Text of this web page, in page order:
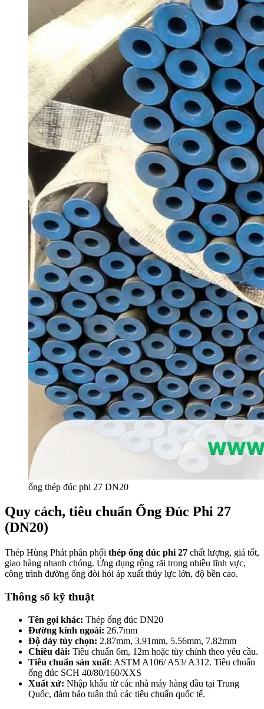
ống thép đúc phi 27 DN20
Quy cách, tiêu chuẩn Ống Đúc Phi 27
(DN20)
Thép Hùng Phát phân phối thép ống đúc phi 27 chất lượng, giá tốt,
giao hàng nhanh chóng. Ứng dụng rộng rãi trong nhiều lĩnh vực,
công trình đường ống đòi hỏi áp xuất thủy lực lớn, độ bền cao.
Thông số kỹ thuật
Tên gọi khác: Thép ống đúc DN20
Đường kính ngoài: 26.7mm
Độ dày tùy chọn: 2.87mm, 3.91mm, 5.56mm, 7.82mm
Chiều dài: Tiêu chuẩn 6m, 12m hoặc tùy chỉnh theo yêu cầu.
Tiêu chuẩn sản xuất: ASTM A106/ A53/ A312. Tiêu chuẩn
ống đúc SCH 40/80/160/XXS
Xuất xứ: Nhập khẩu từ các nhà máy hàng đầu tại Trung
Quốc, đảm bảo tuân thủ các tiêu chuẩn quốc tế.